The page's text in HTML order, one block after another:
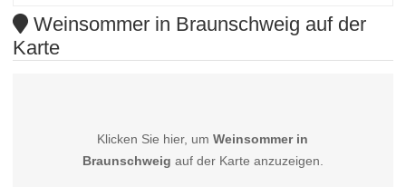
Weinsommer in Braunschweig auf der
Karte
Klicken Sie hier, umWeinsommer in
Braunschweig auf der Karte anzuzeigen.